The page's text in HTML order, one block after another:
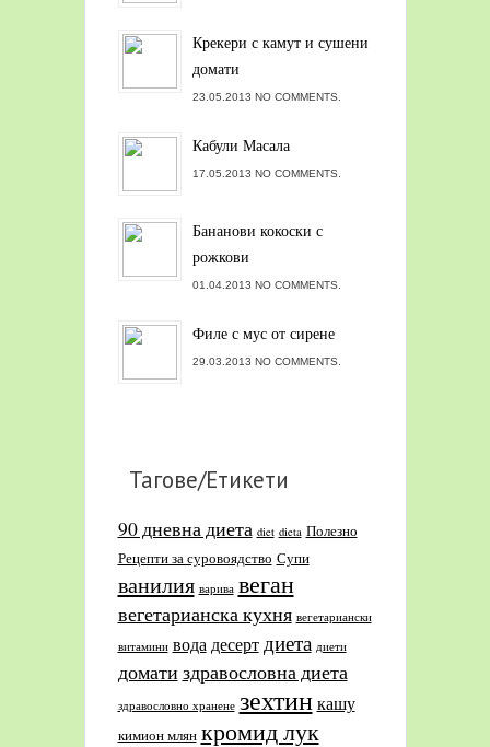
Крекери с камут и сушени
домати
23.05.2013 NO COMMENTS.
Кабули Масала
17.05.2013 NO COMMENTS.
Бананови кокоски с
рожкови
01.04.2013 NO COMMENTS.
Филе с мус от сирене
29.03.2013 NO COMMENTS.
Тагове/Етикети
90 дневна диета diet dieta Полезно
Рецепти за суровоядство Супи
ванилия варива веган
вегетарианска кухня вегетариански
витамини вода десерт диета диети
домати здравословна диета
здравословно хранене зехтин кашу
кимион млян кромид лук